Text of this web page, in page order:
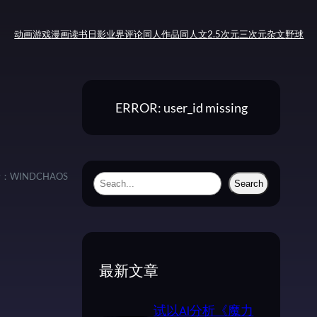
动画游戏漫画读书日影业界评论同人作品同人文2.5次元三次元杂文野球
WINDCHAOS
ERROR: user_id missing
S
e
Search
最新文章
试以AI分析《魔力